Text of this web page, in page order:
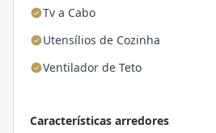
Tv a Cabo
Utensílios de Cozinha
Ventilador de Teto
Características arredores